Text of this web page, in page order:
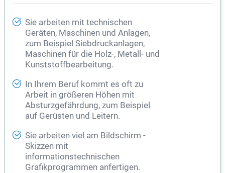
Sie arbeiten mit technischen
Geräten, Maschinen und Anlagen,
zum Beispiel Siebdruckanlagen,
Maschinen für die Holz-, Metall- und
Kunststoffbearbeitung.
In Ihrem Beruf kommt es oft zu
Arbeit in größeren Höhen mit
Absturzgefährdung, zum Beispiel
auf Gerüsten und Leitern.
Sie arbeiten viel am Bildschirm -
Skizzen mit
informationstechnischen
Grafikprogrammen anfertigen.